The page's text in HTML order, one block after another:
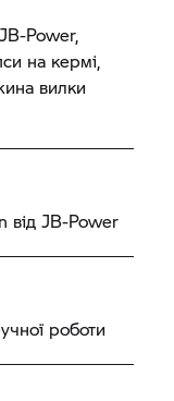
Power,
на кермі,
вилки
від JB-Power
роботи